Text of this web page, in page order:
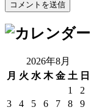
2026年8月
月 火 水 木 金 土 日
1
2
3
4 5 6 7 8
9